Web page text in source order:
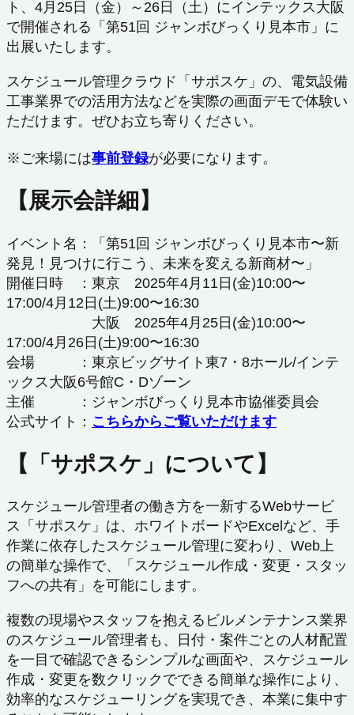
ト、4月25日（金）～26日（土）にインテックス大阪
で開催される「第51回 ジャンボびっくり見本市」に
出展いたします。
スケジュール管理クラウド「サポスケ」の、電気設備
工事業界での活用方法などを実際の画面デモで体験い
ただけます。ぜひお立ち寄りください。
※ご来場には事前登録が必要になります。
【展示会詳細】
イベント名：「第51回 ジャンボびっくり見本市〜新
発見！見つけに行こう、未来を変える新商材〜」
開催日時 ：東京 2025年4月11日(金)10:00〜
17:00/4月12日(土)9:00〜16:30
大阪 2025年4月25日(金)10:00〜
17:00/4月26日(土)9:00〜16:30
会場 ：東京ビッグサイト東7・8ホール/インテ
ックス大阪6号館C・Dゾーン
主催 ：ジャンボびっくり見本市協催委員会
公式サイト： こちらからご覧いただけます
【「サポスケ」について】
スケジュール管理者の働き方を一新するWebサービ
ス「サポスケ」は、ホワイトボードやExcelなど、手
作業に依存したスケジュール管理に変わり、Web上
の簡単な操作で、「スケジュール作成・変更・スタッ
フへの共有」を可能にします。
複数の現場やスタッフを抱えるビルメンテナンス業界
のスケジュール管理者も、日付・案件ごとの人材配置
を一目で確認できるシンプルな画面や、スケジュール
作成・変更を数クリックでできる簡単な操作により、
効率的なスケジューリングを実現でき、本業に集中す